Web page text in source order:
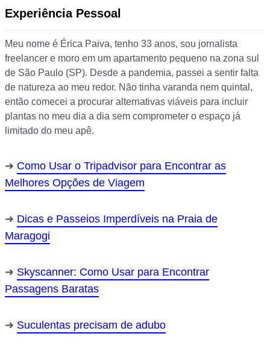
Experiência Pessoal
Meu nome é Érica Paiva, tenho 33 anos, sou jornalista
freelancer e moro em um apartamento pequeno na zona sul
de São Paulo (SP). Desde a pandemia, passei a sentir falta
de natureza ao meu redor. Não tinha varanda nem quintal,
então comecei a procurar alternativas viáveis para incluir
plantas no meu dia a dia sem comprometer o espaço já
limitado do meu apê.
Como Usar o Tripadvisor para Encontrar as
Melhores Opções de Viagem
Dicas e Passeios Imperdíveis na Praia de
Maragogi
Skyscanner: Como Usar para Encontrar
Passagens Baratas
Suculentas precisam de adubo